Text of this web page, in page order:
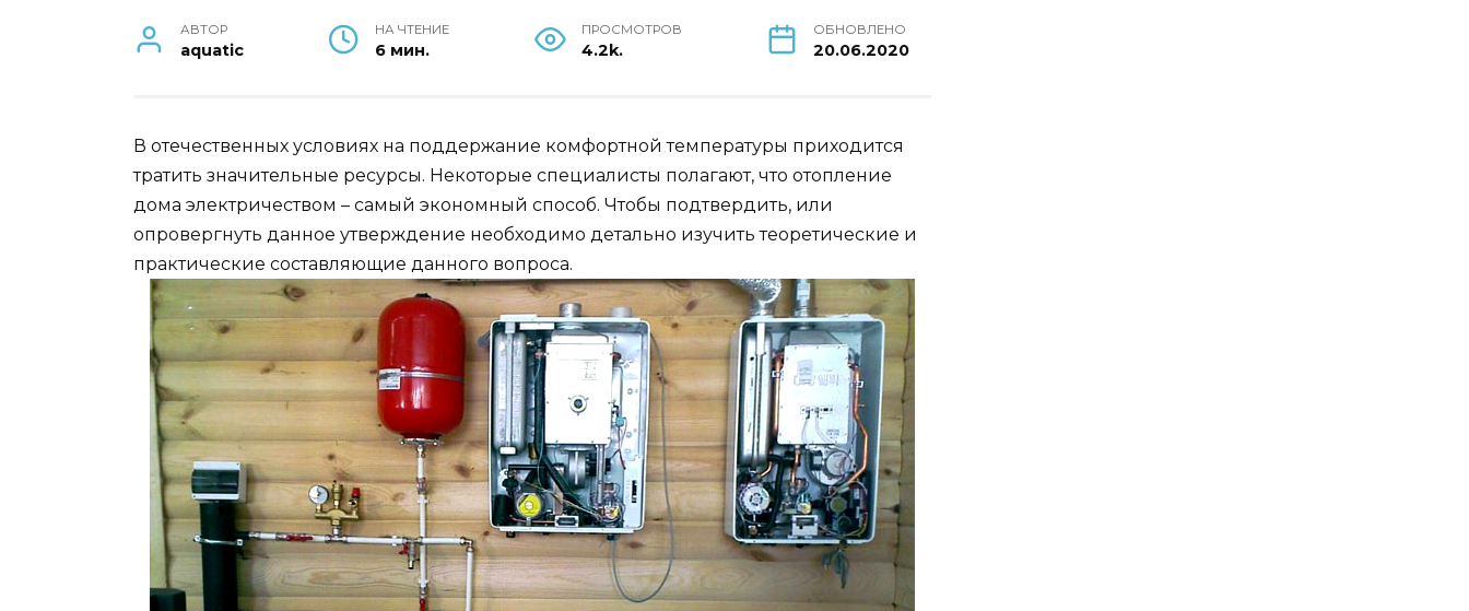
АВТОР
aquatic
НА ЧТЕНИЕ
6 мин.
ПРОСМОТРОВ
4.2k.
ОБНОВЛЕНО
20.06.2020
В отечественных условиях на поддержание комфортной температуры приходится
тратить значительные ресурсы. Некоторые специалисты полагают, что отопление
дома электричеством – самый экономный способ. Чтобы подтвердить, или
опровергнуть данное утверждение необходимо детально изучить теоретические и
практические составляющие данного вопроса.